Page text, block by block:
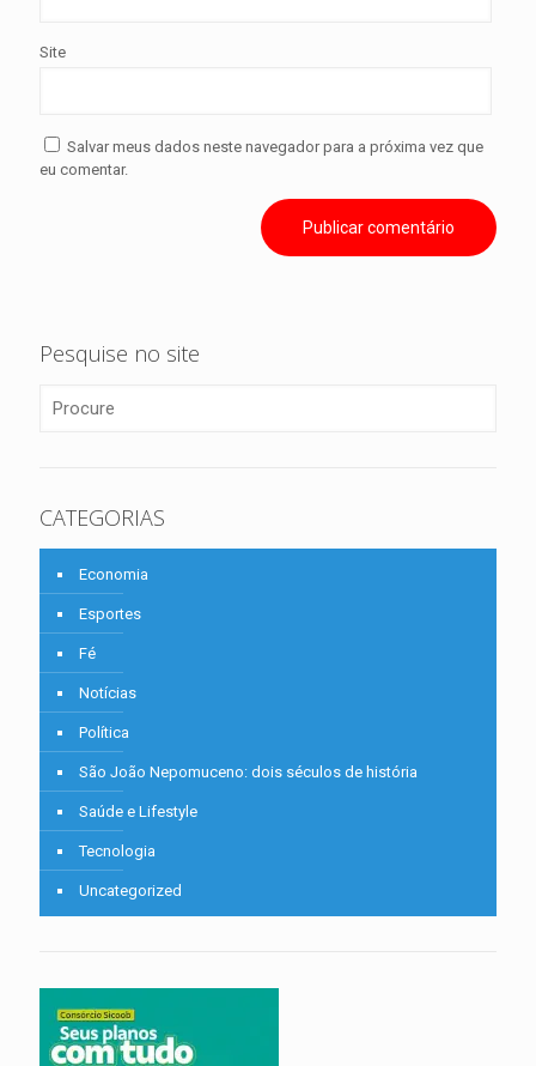
Site
Salvar meus dados neste navegador para a próxima vez que
eu comentar.
Pesquise no site
CATEGORIAS
Economia
Esportes
Fé
Notícias
Política
São João Nepomuceno: dois séculos de história
Saúde e Lifestyle
Tecnologia
Uncategorized